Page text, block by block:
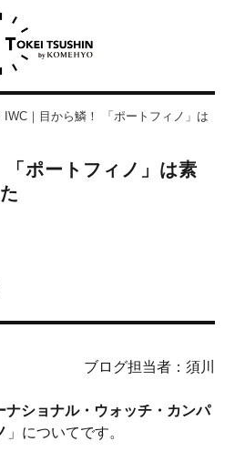
IWC｜目から鱗！ 「ポートフィノ」は
ポートフィノ」は素
ブログ担当者：須川
ナショナル・ウォッチ・カンパ
」についてです。